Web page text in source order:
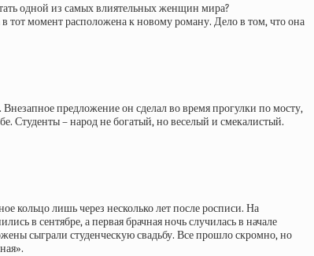
одной из самых влиятельных женщин мира?
тот момент расположена к новому роману. Дело в том, что она
предложение он сделал во время прогулки по мосту,
Студенты – народ не богатый, но веселый и смекалистый.
кольцо лишь через несколько лет после росписи. На
в сентябре, а первая брачная ночь случилась в начале
сыграли студенческую свадьбу. Все прошло скромно, но